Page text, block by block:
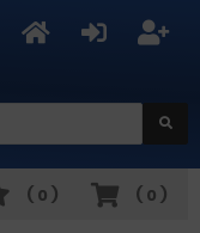
( 0 )
( 0 )